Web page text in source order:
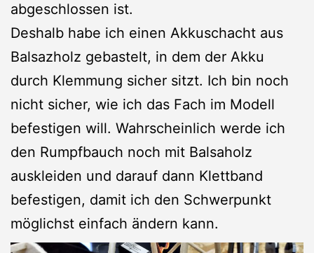
abgeschlossen ist.
Deshalb habe ich einen Akkuschacht aus
Balsazholz gebastelt, in dem der Akku
durch Klemmung sicher sitzt. Ich bin noch
nicht sicher, wie ich das Fach im Modell
befestigen will. Wahrscheinlich werde ich
den Rumpfbauch noch mit Balsaholz
auskleiden und darauf dann Klettband
befestigen, damit ich den Schwerpunkt
möglichst einfach ändern kann.